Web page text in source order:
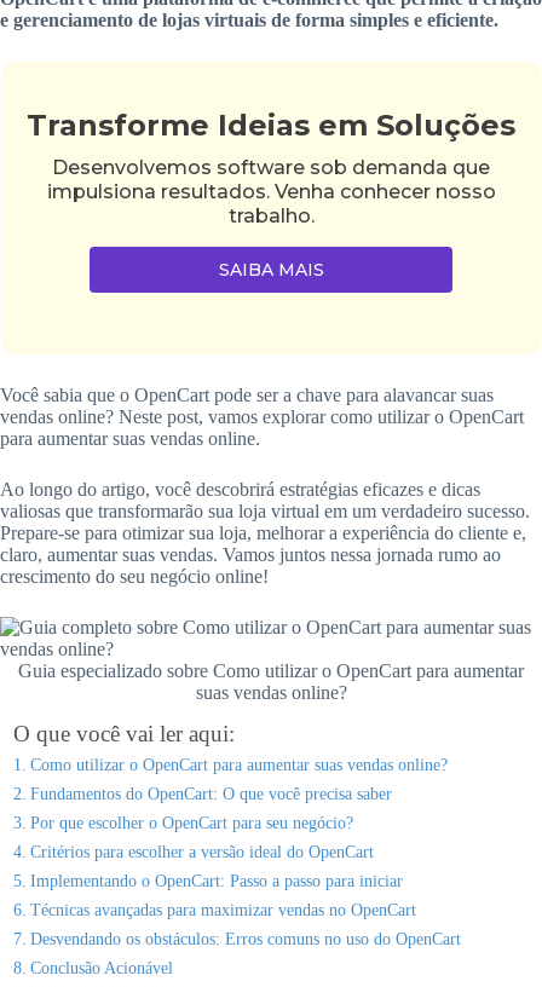
e gerenciamento de lojas virtuais de forma simples e eficiente.
Transforme Ideias em Soluções
Desenvolvemos software sob demanda que
impulsiona resultados. Venha conhecer nosso
trabalho.
SAIBA MAIS
Você sabia que o OpenCart pode ser a chave para alavancar suas
vendas online? Neste post, vamos explorar como utilizar o OpenCart
para aumentar suas vendas online.
Ao longo do artigo, você descobrirá estratégias eficazes e dicas
valiosas que transformarão sua loja virtual em um verdadeiro sucesso.
Prepare-se para otimizar sua loja, melhorar a experiência do cliente e,
claro, aumentar suas vendas. Vamos juntos nessa jornada rumo ao
crescimento do seu negócio online!
Guia especializado sobre Como utilizar o OpenCart para aumentar
suas vendas online?
O que você vai ler aqui:
Como utilizar o OpenCart para aumentar suas vendas online?
Fundamentos do OpenCart: O que você precisa saber
Por que escolher o OpenCart para seu negócio?
Critérios para escolher a versão ideal do OpenCart
Implementando o OpenCart: Passo a passo para iniciar
Técnicas avançadas para maximizar vendas no OpenCart
Desvendando os obstáculos: Erros comuns no uso do OpenCart
Conclusão Acionável